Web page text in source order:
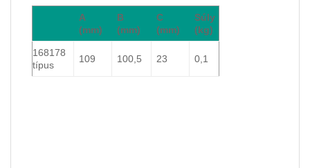
A
(mm)
B
(mm)
C
(mm)
Súly
(kg)
168178
típus
109 100,5 23 0,1